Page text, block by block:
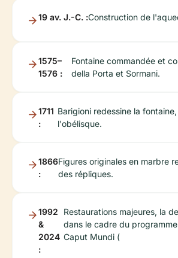
19 av. J.-C. :Construction de
1575–
1576 :
Fontaine commandée et
della Porta et Sormani.
1711
:
Barigioni redessine la
l'obélisque.
1866
:
Figures originales en marbre
des répliques.
1992
&
2024
:
Restaurations majeures, la
dans le cadre du programme
Caput Mundi (